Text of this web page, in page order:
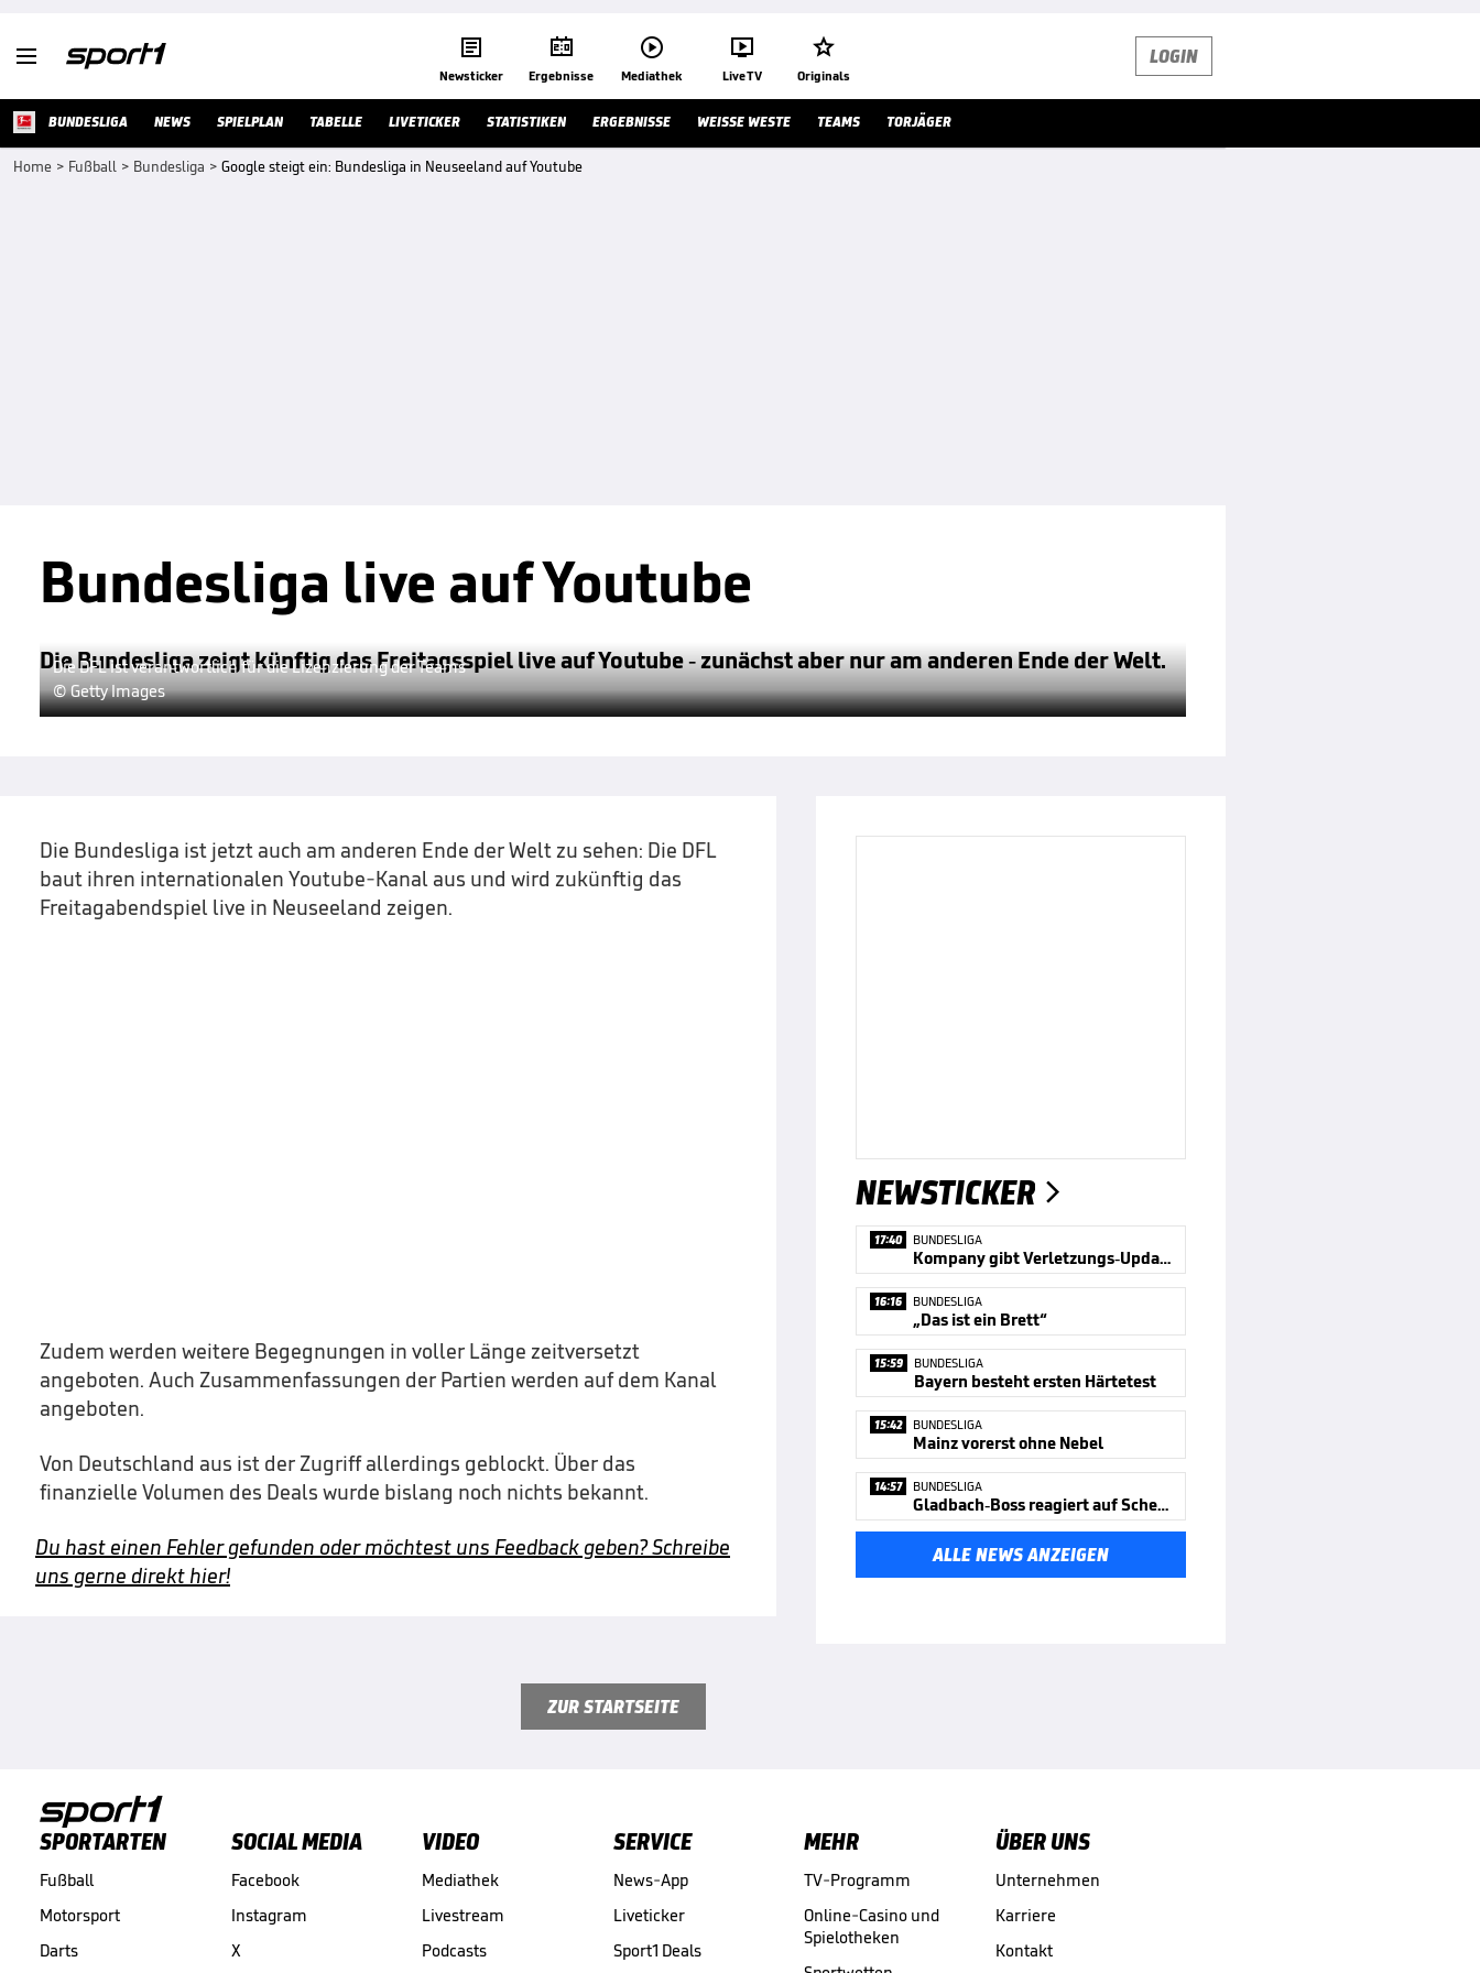
 
Newsticker

Ergebnisse

Mediathek

Live TV

Originals
LOGIN
BUNDESLIGA NEWS SPIELPLAN TABELLE LIVETICKER STATISTIKEN ERGEBNISSE WEISSE WESTE TEAMS TORJÄGER
Home > Fußball > Bundesliga > Google steigt ein: Bundesliga in Neuseeland auf Youtube
Bundesliga live auf Youtube
Die Bundesliga zeigt künftig das Freitagsspiel live auf Youtube - zunächst aber nur am anderen Ende der Welt.
Die DFL ist verantwortlich für die Lizenzierung der Teams
© Getty Images
Die Bundesliga ist jetzt auch am anderen Ende der Welt zu sehen: Die DFL
baut ihren internationalen Youtube-Kanal aus und wird zukünftig das
Freitagabendspiel live in Neuseeland zeigen.
Zudem werden weitere Begegnungen in voller Länge zeitversetzt
angeboten. Auch Zusammenfassungen der Partien werden auf dem Kanal
angeboten.
Von Deutschland aus ist der Zugriff allerdings geblockt. Über das
finanzielle Volumen des Deals wurde bislang noch nichts bekannt.
Du hast einen Fehler gefunden oder möchtest uns Feedback geben? Schreibe
uns gerne direkt hier!
NEWSTICKER 
17:40 BUNDESLIGA
Kompany gibt Verletzungs-Updates
16:16 BUNDESLIGA
„Das ist ein Brett“
15:59 BUNDESLIGA
Bayern besteht ersten Härtetest
15:42 BUNDESLIGA
Mainz vorerst ohne Nebel
14:57 BUNDESLIGA
Gladbach-Boss reagiert auf Schelte
ALLE NEWS ANZEIGEN
ZUR STARTSEITE
SPORTARTEN
Fußball
Motorsport
Darts
SOCIAL MEDIA
Facebook
Instagram
X
VIDEO
Mediathek
Livestream
Podcasts
SERVICE
News-App
Liveticker
Sport1 Deals
MEHR
TV-Programm
Online-Casino und
Spielotheken
ÜBER UNS
Unternehmen
Karriere
Kontakt